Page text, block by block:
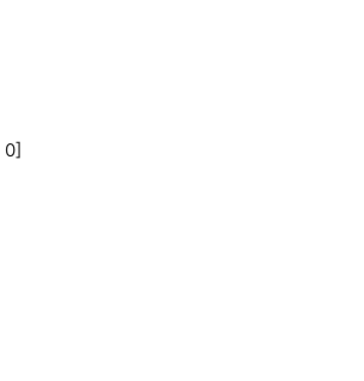
0]